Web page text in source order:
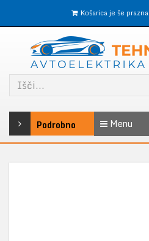
Košarica je še prazna
Podrobno Menu